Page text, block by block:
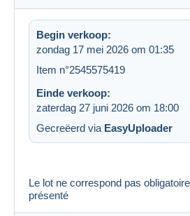
Begin verkoop:
zondag 17 mei 2026 om 01:35
Item n°2545575419
Einde verkoop:
zaterdag 27 juni 2026 om 18:00
Gecreëerd via EasyUploader
Le lot ne correspond pas
présenté